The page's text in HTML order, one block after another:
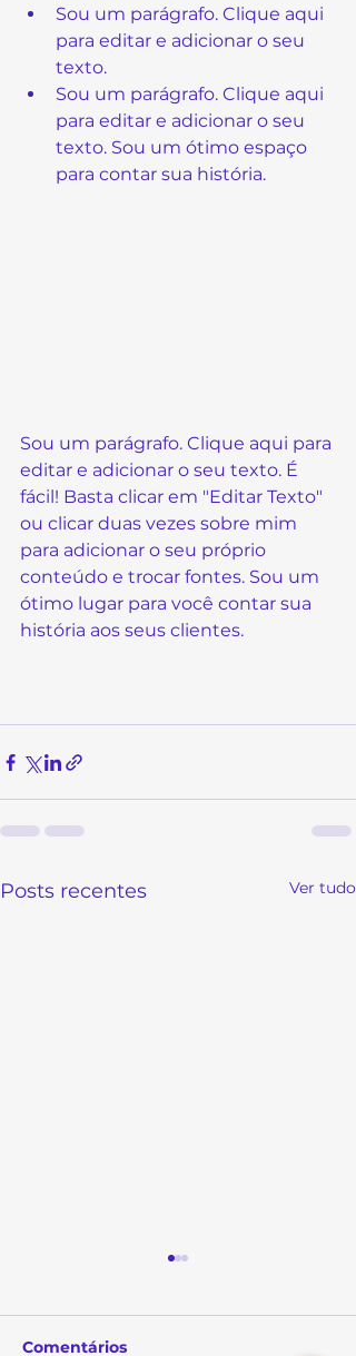
Sou um parágrafo. Clique aqui
para editar e adicionar o seu
texto.
Sou um parágrafo. Clique aqui
para editar e adicionar o seu
texto. Sou um ótimo espaço
para contar sua história.
Sou um parágrafo. Clique aqui para
editar e adicionar o seu texto. É
fácil! Basta clicar em "Editar Texto"
ou clicar duas vezes sobre mim
para adicionar o seu próprio
conteúdo e trocar fontes. Sou um
ótimo lugar para você contar sua
história aos seus clientes.
Posts recentes Ver tudo
Comentários